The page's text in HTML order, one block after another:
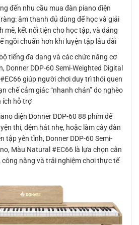
đến nhu cầu mua đàn piano điện
âm thanh đủ dùng để học và giải
mẽ, kết nối tiện cho học tập, và dáng
ngồi chuẩn hơn khi luyện tập lâu dài
tiếng đa dạng và các chức năng cơ
Donner DDP-60 Semi-Weighted Digital
giúp người chơi duy trì thói quen
chế cảm giác “nhanh chán” do nghèo
ích hỗ trợ
điện Donner DDP-60 88 phím để
thi, đệm hát nhẹ, hoặc làm cây đàn
tập yên tĩnh, Donner DDP-60 Semi-
Màu Natural #EC66 là lựa chọn cân
công năng và trải nghiệm chơi thực tế